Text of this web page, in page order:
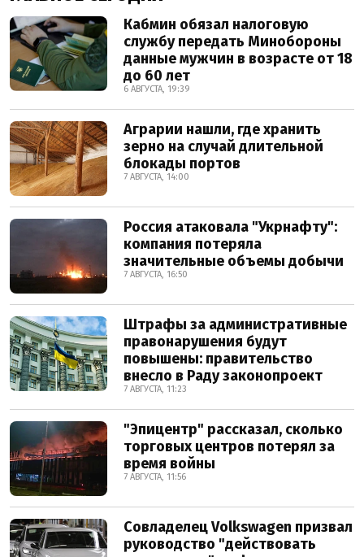
Кабмин обязал налоговую
службу передать Минобороны
данные мужчин в возрасте от 18
до 60 лет
6 АВГУСТА, 19:39
Аграрии нашли, где хранить
зерно на случай длительной
блокады портов
7 АВГУСТА, 14:00
Россия атаковала "Укрнафту":
компания потеряла
значительные объемы добычи
7 АВГУСТА, 16:50
Штрафы за административные
правонарушения будут
повышены: правительство
внесло в Раду законопроект
7 АВГУСТА, 11:23
"Эпицентр" рассказал, сколько
торговых центров потерял за
время войны
7 АВГУСТА, 11:56
Совладелец Volkswagen призвал
руководство "действовать